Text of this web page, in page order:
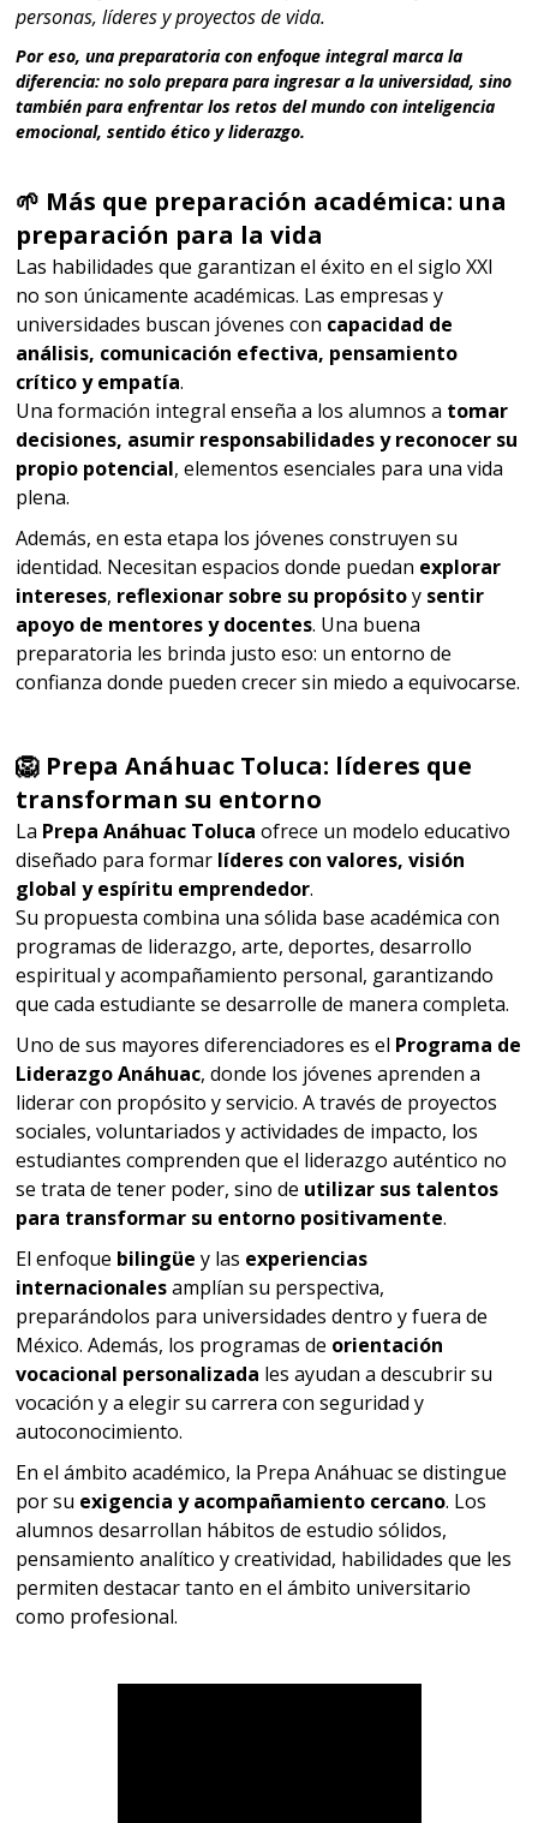
personas, líderes y proyectos de vida.
Por eso, unapreparatoria con enfoque integralmarca la
diferencia: no solo prepara para ingresar a la universidad, sino
también para enfrentar los retos del mundo con inteligencia
emocional, sentido ético y liderazgo.
🌱 Más que preparación académica: una
preparación para la vida
Las habilidades que garantizan el éxito en el siglo XXI
no son únicamente académicas. Las empresas y
universidades buscan jóvenes con capacidad de
análisis, comunicación efectiva, pensamiento
crítico y empatía.
Una formación integral enseña a los alumnos a tomar
decisiones, asumir responsabilidades y reconocer su
propio potencial, elementos esenciales para una vida
plena.
Además, en esta etapa los jóvenes construyen su
identidad. Necesitan espacios donde puedan explorar
intereses, reflexionar sobre su propósitoy sentir
apoyo de mentores y docentes. Una buena
preparatoria les brinda justo eso: un entorno de
confianza donde pueden crecer sin miedo a equivocarse.
🦁 Prepa Anáhuac Toluca: líderes que
transforman su entorno
La Prepa Anáhuac Toluca ofrece un modelo educativo
diseñado para formar líderes con valores, visión
global y espíritu emprendedor.
Su propuesta combina una sólida base académica con
programas de liderazgo, arte, deportes, desarrollo
espiritual y acompañamiento personal, garantizando
que cada estudiante se desarrolle de manera completa.
Uno de sus mayores diferenciadores es el Programa de
Liderazgo Anáhuac, donde los jóvenes aprenden a
liderar con propósito y servicio. A través de proyectos
sociales, voluntariados y actividades de impacto, los
estudiantes comprenden que el liderazgo auténtico no
se trata de tener poder, sino de utilizar sus talentos
para transformar su entorno positivamente.
El enfoque bilingüe y las experiencias
internacionalesamplían su perspectiva,
preparándolos para universidades dentro y fuera de
México. Además, los programas de orientación
vocacional personalizada les ayudan a descubrir su
vocación y a elegir su carrera con seguridad y
autoconocimiento.
En el ámbito académico, la Prepa Anáhuac se distingue
por su exigencia y acompañamiento cercano. Los
alumnos desarrollan hábitos de estudio sólidos,
pensamiento analítico y creatividad, habilidades que les
permiten destacar tanto en el ámbito universitario
como profesional.